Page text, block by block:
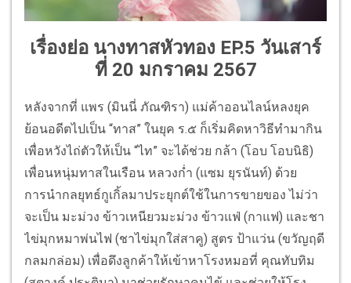
เรื่องย่อ นางทาสหัวทอง EP.5 วันเสาร์
ที่ 20 มกราคม 2567
หลังจากที่ แพร (มินนี่ ภัณฑิรา) แม่ค้าออนไลน์หลงยุค
ย้อนอดีตไปเป็น “ทาส” ในยุค ร.๕ ก็เริ่มคิดหาวิธีทำมากิน
เพื่อหวังไถ่ตัวให้เป็น “ไท” จะได้ช่วย กล้า (โอบ โอบนิธิ)
เพื่อนหนุ่มทาสในเรือน หลวงก่ำ (แซม ยุรนันท์) ด้วย
การนำกลยุทธ์กูเกิ้ลมาประยุกต์ใช้ในการขายของ ไม่ว่า
จะเป็น มะม่วง ข้าวเหนียวมะม่วง ข้าวแฟ่ (กาแฟ) และชา
ไข่มุกหมาพ่นไฟ (ชาไข่มุกใส่สาคู) สูตร ป้าแว่น (ขวัญฤดี
กลมกล่อม) เพื่อดึงลูกค้าให้เข้าหาโรงหมอที่ คุณทับทิม